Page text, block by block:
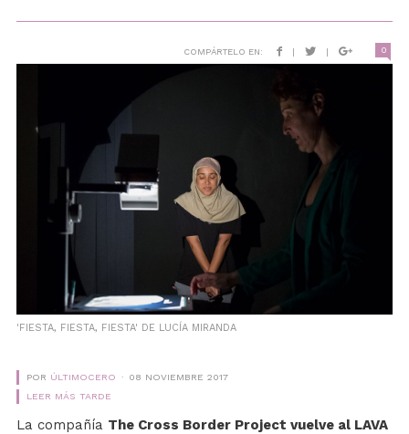
COMPÁRTELO EN: | | 0
'FIESTA, FIESTA, FIESTA' DE LUCÍA MIRANDA
POR ÚLTIMOCERO
08 NOVIEMBRE 2017
LEER MÁS TARDE
La compañía The Cross Border Project vuelve al LAVA